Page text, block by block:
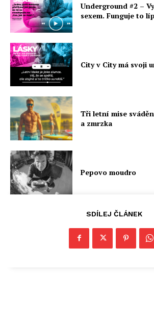
Underground #2 –
sexem. Funguje to
City v City má svoji
Tři letní mise
a zmrzka
Pepovo moudro
SDÍLEJ ČLÁNEK